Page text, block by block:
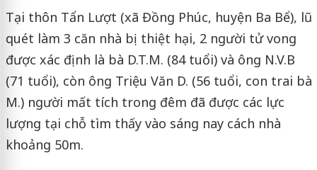
Tại thôn Tẩn Lượt (xã Đồng Phúc, huyện Ba Bể), lũ
quét làm 3 căn nhà bị thiệt hại, 2 người tử vong
được xác định là bà D.T.M. (84 tuổi) và ông N.V.B
(71 tuổi), còn ông Triệu Văn D. (56 tuổi, con trai bà
M.) người mất tích trong đêm đã được các lực
lượng tại chỗ tìm thấy vào sáng nay cách nhà
khoảng 50m.